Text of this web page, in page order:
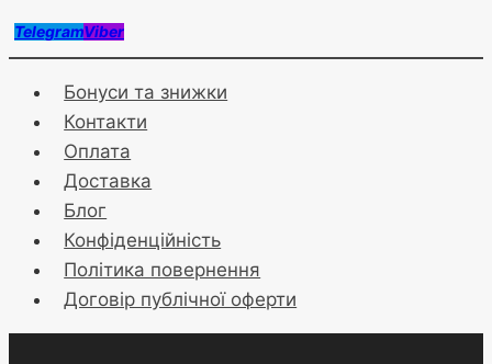
TelegramViber
Бонуси та знижки
Контакти
Оплата
Доставка
Блог
Конфіденційність
Політика повернення
Договір публічної оферти